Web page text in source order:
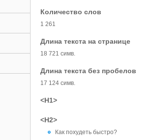
Количество слов
1 261
Длина текста на странице
18 721 симв.
Длина текста без пробелов
17 124 симв.
<H1>
<H2>
Как похудеть быстро?